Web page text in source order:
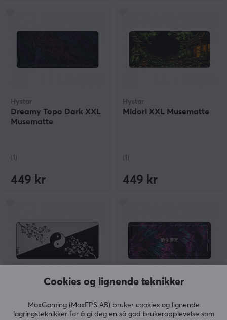
Hystar
Dreamy Topo Dark XXL
Musematte
(1)
449 kr
Hystar
Midori XXL Musematte
(1)
449 kr
Yin Yang XXL
Musematte
Dreamy Death XXL
Musematte
Cookies og lignende teknikker
MaxGaming (MaxFPS AB) bruker cookies og lignende
lagringsteknikker for å gi deg en så god brukeropplevelse som